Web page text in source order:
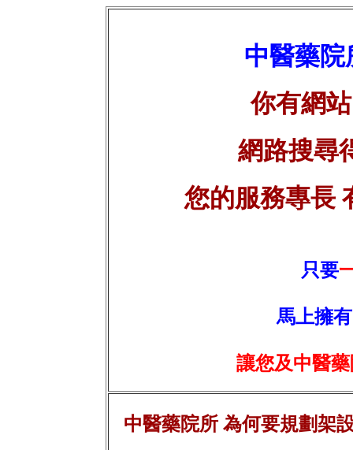
中醫藥院
你有網
網路搜尋
您的服務專長
只要
馬上擁
讓您及中醫
中醫藥院所 為何要規劃架